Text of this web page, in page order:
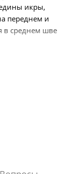
икры,
переднем и
в среднем шве